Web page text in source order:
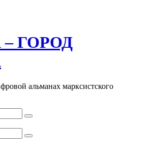
ГОРОД
альманах марксистского